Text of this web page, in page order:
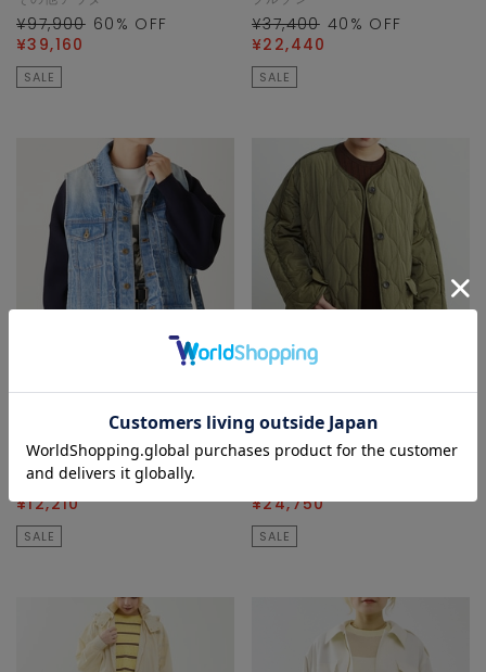
¥97,900 60 % OFF
¥39,160
SALE
¥37,400 40 % OFF
¥22,440
SALE
デニムジャケット
¥40,700 70% OFF
¥12,210
SALE
SOFFITTO
ブルゾン
¥24,750
SALE